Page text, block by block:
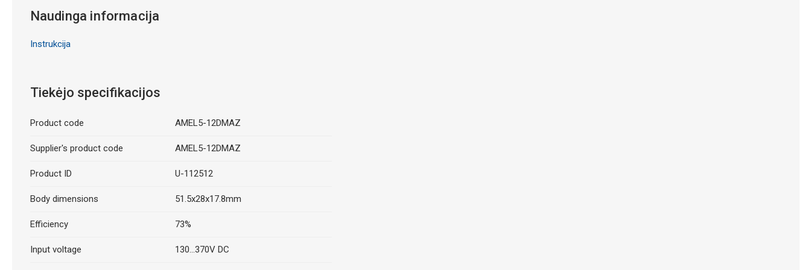
Naudinga informacija
Instrukcija
Tiekėjo specifikacijos
Product code AMEL5-12DMAZ
Supplier's product code AMEL5-12DMAZ
Product ID U-112512
Body dimensions 51.5x28x17.8mm
Efficiency 73%
Input voltage 130...370V DC